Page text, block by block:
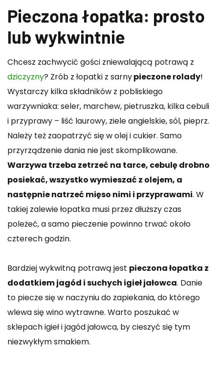
Pieczona łopatka: prosto
lub wykwintnie
Chcesz zachwycić gości zniewalającą potrawą z
dziczyzny? Zrób z łopatki z sarnypieczone rolady!
Wystarczy kilka składników z pobliskiego
warzywniaka: seler, marchew, pietruszka, kilka cebuli
i przyprawy – liść laurowy, ziele angielskie, sól, pieprz.
Należy też zaopatrzyć się w olej i cukier. Samo
przyrządzenie dania nie jest skomplikowane.
Warzywa trzeba zetrzeć na tarce, cebulę drobno
posiekać, wszystko wymieszać z olejem, a
następnie natrzeć mięso nimi i przyprawami. W
takiej zalewie łopatka musi przez dłuższy czas
poleżeć, a samo pieczenie powinno trwać około
czterech godzin.
Bardziej wykwitną potrawą jest pieczona łopatka z
dodatkiem jagód i suchych igieł jałowca. Danie
to piecze się w naczyniu do zapiekania, do którego
wlewa się wino wytrawne. Warto poszukać w
sklepach igieł i jagód jałowca, by cieszyć się tym
niezwykłym smakiem.